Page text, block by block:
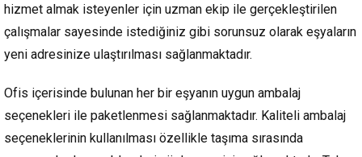
hizmet almak isteyenler için uzman ekip ile gerçekleştirilen
çalışmalar sayesinde istediğiniz gibi sorunsuz olarak eşyaların
yeni adresinize ulaştırılması sağlanmaktadır.
Ofis içerisinde bulunan her bir eşyanın uygun ambalaj
seçenekleri ile paketlenmesi sağlanmaktadır. Kaliteli ambalaj
seçeneklerinin kullanılması özellikle taşıma sırasında